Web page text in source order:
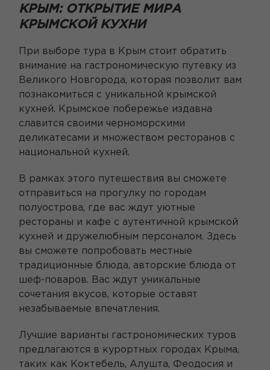
КРЫМ: ОТКРЫТИЕ МИРА
КРЫМСКОЙ КУХНИ
При выборе тура в Крым стоит обратить
внимание на гастрономическую путевку из
Великого Новгорода, которая позволит вам
познакомиться с уникальной крымской
кухней. Крымское побережье издавна
славится своими черноморскими
деликатесами и множеством ресторанов с
национальной кухней.
В рамках этого путешествия вы сможете
отправиться на прогулку по городам
полуострова, где вас ждут уютные
рестораны и кафе с аутентичной крымской
кухней и дружелюбным персоналом. Здесь
вы сможете попробовать местные
традиционные блюда, авторские блюда от
шеф-поваров. Вас ждут уникальные
сочетания вкусов, которые оставят
незабываемые впечатления.
Лучшие варианты гастрономических туров
предлагаются в курортных городах Крыма,
таких как Коктебель, Алушта, Феодосия и